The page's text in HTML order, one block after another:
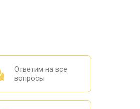
Ответим на все
вопросы